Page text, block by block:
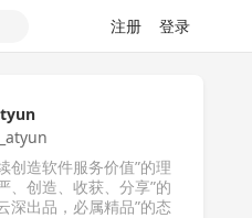
注册 登录
创造软件服务价值”的理
、创造、收获、分享”的
深出品，必属精品”的态